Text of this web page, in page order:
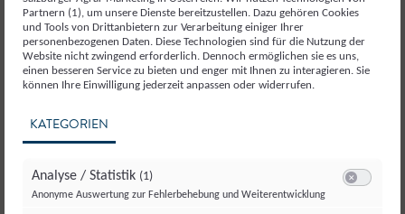
Partnern (1), um unsere Dienste bereitzustellen. Dazu gehören Cookies
und Tools von Drittanbietern zur Verarbeitung einiger Ihrer
personenbezogenen Daten. Diese Technologien sind für die Nutzung der
Website nicht zwingend erforderlich. Dennoch ermöglichen sie es uns,
einen besseren Service zu bieten und enger mit Ihnen zu interagieren. Sie
können Ihre Einwilligung jederzeit anpassen oder widerrufen.
KATEGORIEN
Analyse / Statistik (1)
Anonyme Auswertung zur Fehlerbehebung und Weiterentwicklung